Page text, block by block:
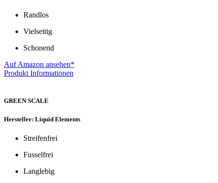
Randlos
Vielseitig
Schonend
Auf Amazon ansehen*
Produkt Informationen
GREEN SCALE
Hersteller: Liquid Elements
Streifenfrei
Fusselfrei
Langlebig